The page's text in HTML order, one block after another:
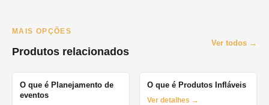
MAIS OPÇÕES
Produtos relacionados
Ver todos →
O que é Planejamento de
eventos
O que é Produtos Infláveis
Ver detalhes →